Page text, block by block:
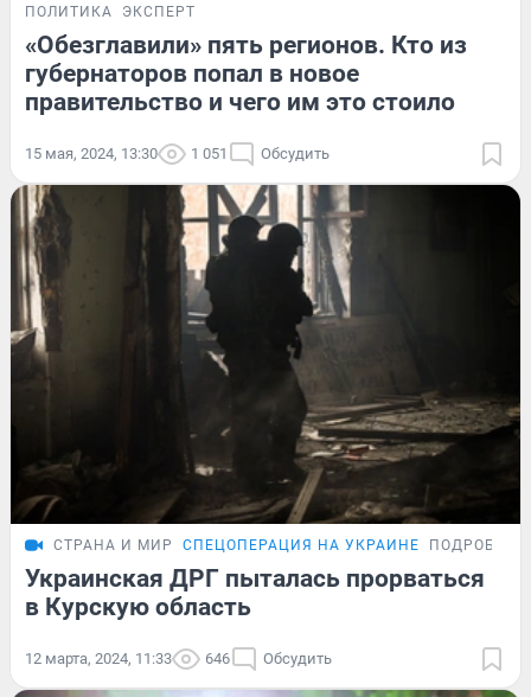
ПОЛИТИКА ЭКСПЕРТ
«Обезглавили» пять регионов. Кто из
губернаторов попал в новое
правительство и чего им это стоило
15 мая, 2024, 13:30 1 051 Обсудить
СТРАНА И МИР СПЕЦОПЕРАЦИЯ НА УКРАИНЕ
Украинская ДРГ пыталась прорваться
в Курскую область
12 марта, 2024, 11:33 646 Обсудить